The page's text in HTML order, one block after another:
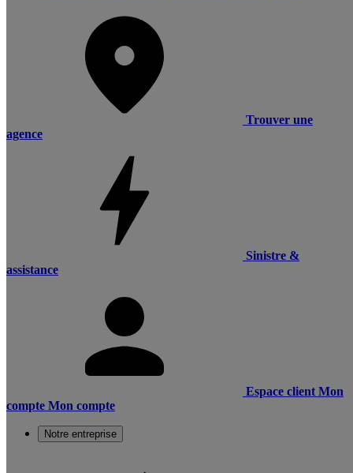
Trouver une
agence
Sinistre &
assistance
Espace client Mon
compte Mon compte
Notre entreprise